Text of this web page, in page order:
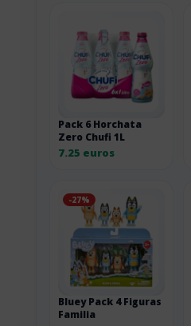
Pack 6 Horchata
Zero Chufi 1L
7.25 euros
-27%
Bluey Pack 4 Figuras
Familia